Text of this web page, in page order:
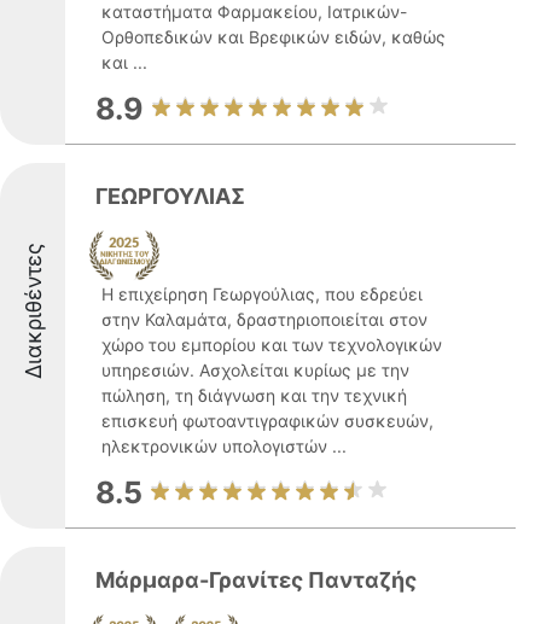
καταστήματα Φαρμακείου, Ιατρικών-
Ορθοπεδικών και Βρεφικών ειδών, καθώς
και ...
8.9
Διακριθέντες
ΓΕΩΡΓΟΥΛΙΑΣ
Η επιχείρηση Γεωργούλιας, που εδρεύει
στην Καλαμάτα, δραστηριοποιείται στον
χώρο του εμπορίου και των τεχνολογικών
υπηρεσιών. Ασχολείται κυρίως με την
πώληση, τη διάγνωση και την τεχνική
επισκευή φωτοαντιγραφικών συσκευών,
ηλεκτρονικών υπολογιστών ...
8.5
Μάρμαρα-Γρανίτες Πανταζής